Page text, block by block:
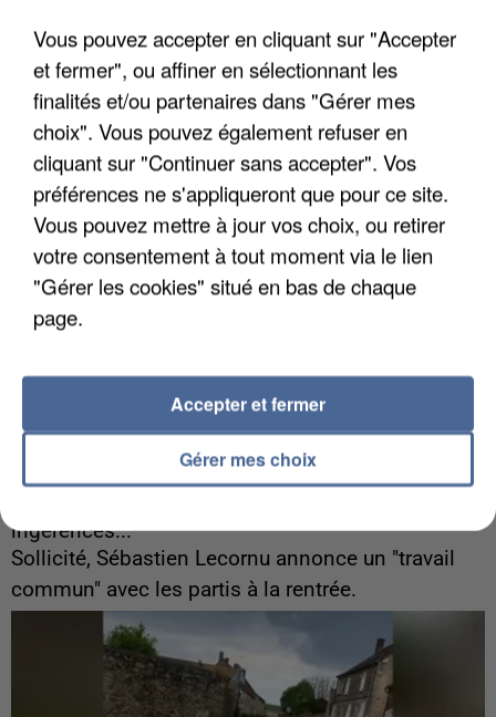
Un cofondateur du réseau avait été interpellé
quelques jours plus tôt.
6 août 2026
ingérences...
Sollicité, Sébastien Lecornu annonce un "travail
commun" avec les partis à la rentrée.
Vous pouvez accepter en cliquant sur "Accepter
et fermer", ou affiner en sélectionnant les
finalités et/ou partenaires dans "Gérer mes
choix". Vous pouvez également refuser en
cliquant sur "Continuer sans accepter". Vos
préférences ne s'appliqueront que pour ce site.
Vous pouvez mettre à jour vos choix, ou retirer
votre consentement à tout moment via le lien
"Gérer les cookies" situé en bas de chaque
page.
Gérer mes choix
Accepter et fermer